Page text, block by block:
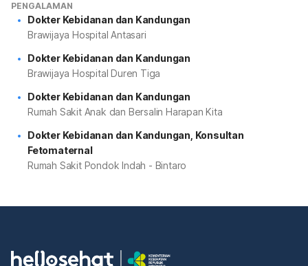
PENGALAMAN
Dokter Kebidanan dan Kandungan
Brawijaya Hospital Antasari
Dokter Kebidanan dan Kandungan
Brawijaya Hospital Duren Tiga
Dokter Kebidanan dan Kandungan
Rumah Sakit Anak dan Bersalin Harapan Kita
Dokter Kebidanan dan Kandungan, Konsultan
Fetomaternal
Rumah Sakit Pondok Indah - Bintaro